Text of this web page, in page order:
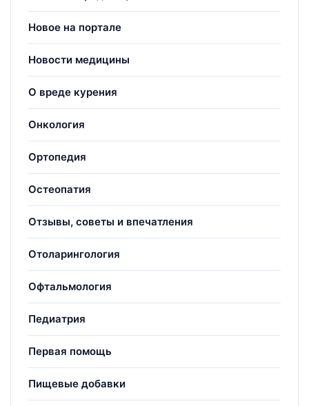
Новое на портале
Новости медицины
О вреде курения
Онкология
Ортопедия
Остеопатия
Отзывы, советы и впечатления
Отоларингология
Офтальмология
Педиатрия
Первая помощь
Пищевые добавки